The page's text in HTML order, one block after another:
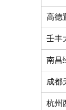
高德
壬丰
南昌
成都
杭州